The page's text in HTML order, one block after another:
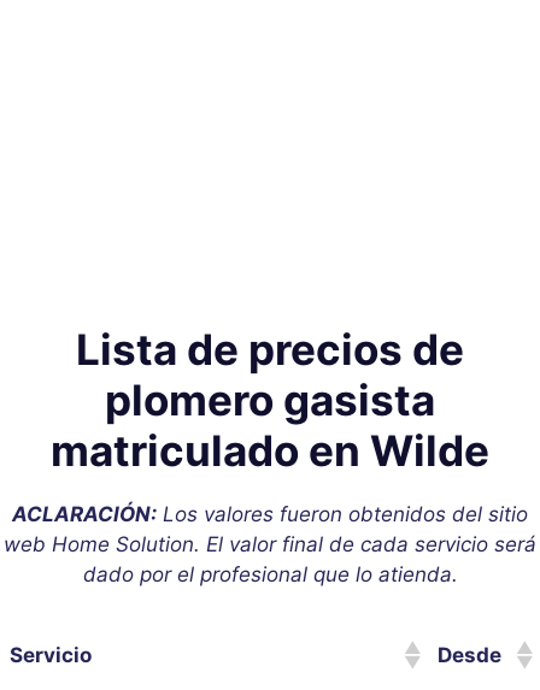
Lista de precios de
plomero gasista
matriculado en Wilde
ACLARACIÓN: Los valores fueron obtenidos del sitio
web Home Solution. El valor final de cada servicio será
dado por el profesional que lo atienda.
Servicio Desde